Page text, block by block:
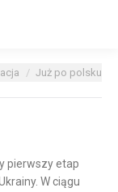
Już po polsku
pierwszy etap
W ciągu